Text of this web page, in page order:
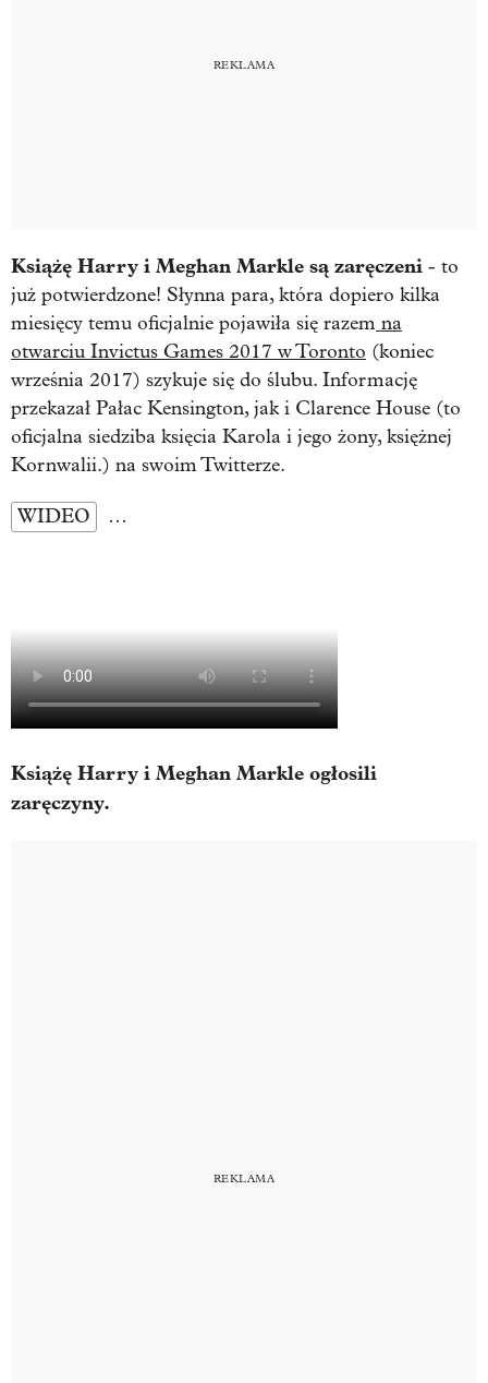
Książę Harry i Meghan Markle są zaręczeni - to
już potwierdzone! Słynna para, która dopiero kilka
miesięcy temu oficjalnie pojawiła się razem na
otwarciu Invictus Games 2017 w Toronto (koniec
września 2017) szykuje się do ślubu. Informację
przekazał Pałac Kensington, jak i Clarence House (to
oficjalna siedziba księcia Karola i jego żony, księżnej
Kornwalii.) na swoim Twitterze.
WIDEO …
Książę Harry i Meghan Markle ogłosili
zaręczyny.